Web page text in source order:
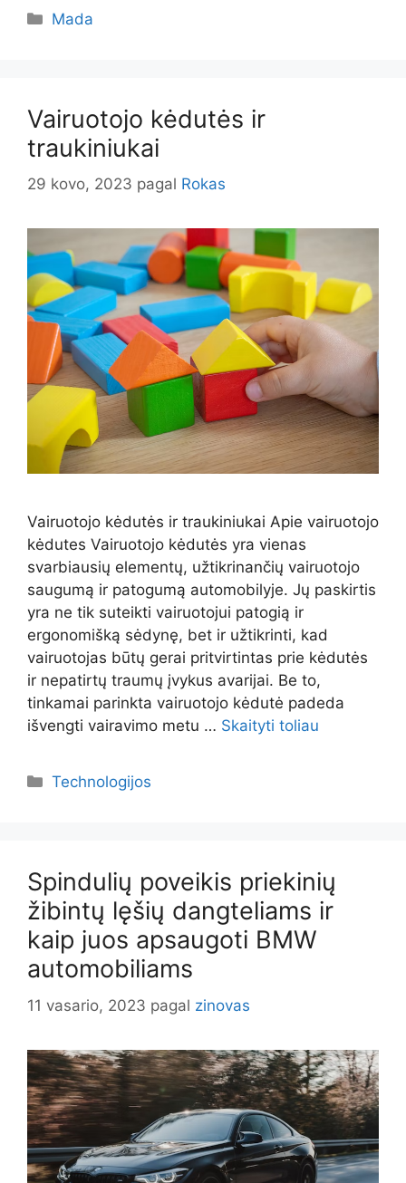
Kategorijos
Mada
Vairuotojo kėdutės ir
traukiniukai
29 kovo, 2023 pagal Rokas
Vairuotojo kėdutės ir traukiniukai Apie vairuotojo
kėdutes Vairuotojo kėdutės yra vienas
svarbiausių elementų, užtikrinančių vairuotojo
saugumą ir patogumą automobilyje. Jų paskirtis
yra ne tik suteikti vairuotojui patogią ir
ergonomišką sėdynę, bet ir užtikrinti, kad
vairuotojas būtų gerai pritvirtintas prie kėdutės
ir nepatirtų traumų įvykus avarijai. Be to,
tinkamai parinkta vairuotojo kėdutė padeda
išvengti vairavimo metu … Skaityti toliau
Kategorijos
Technologijos
Spindulių poveikis priekinių
žibintų lęšių dangteliams ir
kaip juos apsaugoti BMW
automobiliams
11 vasario, 2023 pagal zinovas